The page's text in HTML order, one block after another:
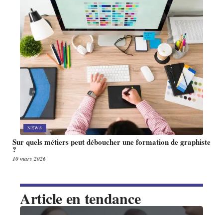
NEWS
Sur quels métiers peut déboucher une formation de graphiste
?
10 mars 2026
Article en tendance